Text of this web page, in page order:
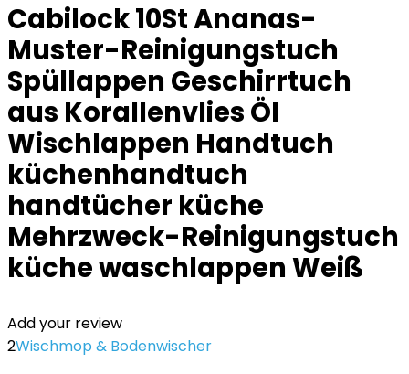
Cabilock 10St Ananas-
Muster-Reinigungstuch
Spüllappen Geschirrtuch
aus Korallenvlies Öl
Wischlappen Handtuch
küchenhandtuch
handtücher küche
Mehrzweck-Reinigungstuch
küche waschlappen Weiß
Add your review
2Wischmop & Bodenwischer